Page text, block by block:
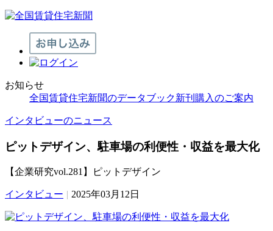
お知らせ
全国賃貸住宅新聞のデータブック新刊購入のご案内
インタビューのニュース
ピットデザイン、駐車場の利便性・収益を最大化
【企業研究vol.281】ピットデザイン
インタビュー | 2025年03月12日